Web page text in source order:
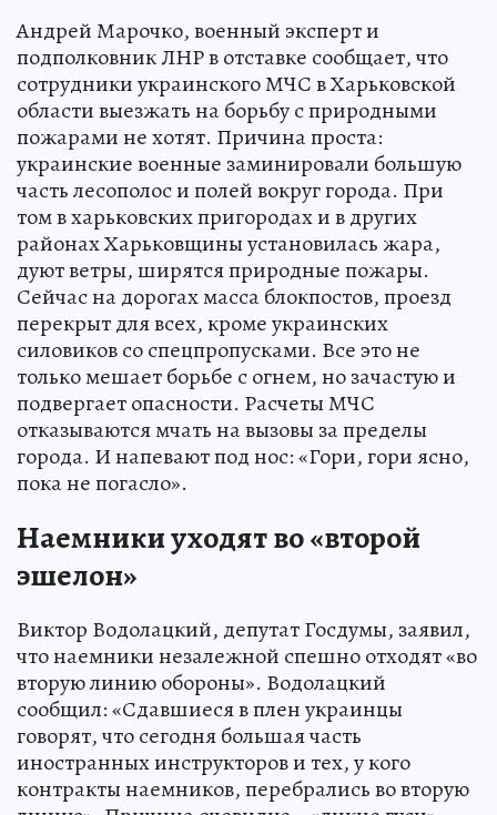
Андрей Марочко, военный эксперт и
подполковник ЛНР в отставке сообщает, что
сотрудники украинского МЧС в Харьковской
области выезжать на борьбу с природными
пожарами не хотят. Причина проста:
украинские военные заминировали большую
часть лесополос и полей вокруг города. При
том в харьковских пригородах и в других
районах Харьковщины установилась жара,
дуют ветры, ширятся природные пожары.
Сейчас на дорогах масса блокпостов, проезд
перекрыт для всех, кроме украинских
силовиков со спецпропусками. Все это не
только мешает борьбе с огнем, но зачастую и
подвергает опасности. Расчеты МЧС
отказываются мчать на вызовы за пределы
города. И напевают под нос: «Гори, гори ясно,
пока не погасло».
Наемники уходят во «второй
эшелон»
Виктор Водолацкий, депутат Госдумы, заявил,
что наемники незалежной спешно отходят «во
вторую линию обороны». Водолацкий
сообщил: «Сдавшиеся в плен украинцы
говорят, что сегодня большая часть
иностранных инструкторов и тех, у кого
контракты наемников, перебрались во вторую